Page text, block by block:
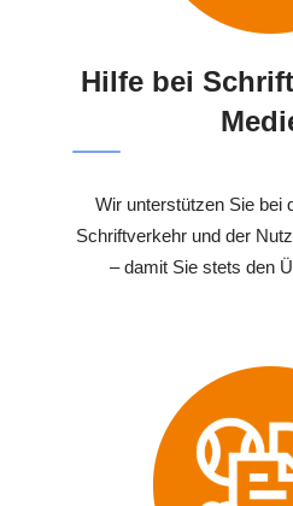
Hilfe bei
Wir unterstützen Sie bei
Schriftverkehr und der
– damit Sie stets den